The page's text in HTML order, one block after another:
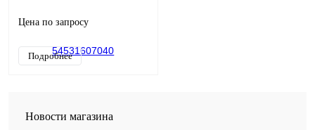
Цена по запросу
Подробнее
Новости магазина